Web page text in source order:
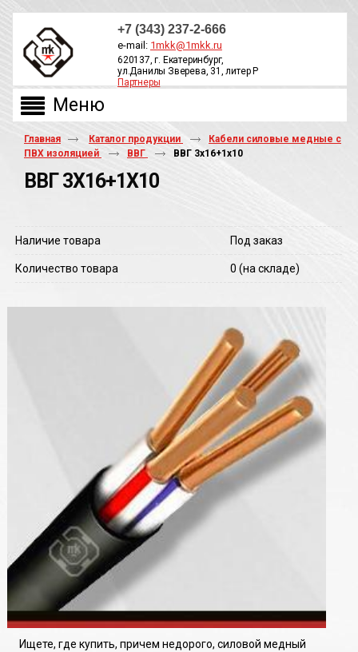
+7 (343) 237-2-666
e-mail: 1mkk@1mkk.ru
620137, г. Екатеринбург,
ул.Данилы Зверева, 31, литер Р
Партнеры
Главная Каталог продукции
Кабели силовые медные с
ПВХ изоляцией
ВВГ ВВГ 3х16+1х10
ВВГ 3Х16+1Х10
Наличие товара Под заказ
Количество товара 0(на складе)
Ищете, где купить, причем недорого, силовой медный